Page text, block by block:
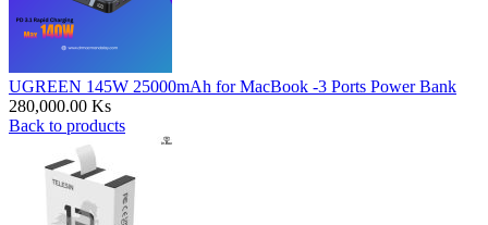
UGREEN 145W 25000mAh for MacBook -3 Ports Power Bank
280,000.00 Ks
Back to products